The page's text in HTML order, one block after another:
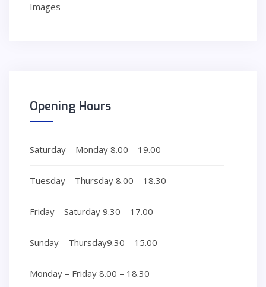
Images
Opening Hours
Saturday – Monday 8.00 – 19.00
Tuesday – Thursday 8.00 – 18.30
Friday – Saturday 9.30 – 17.00
Sunday – Thursday9.30 – 15.00
Monday – Friday 8.00 – 18.30